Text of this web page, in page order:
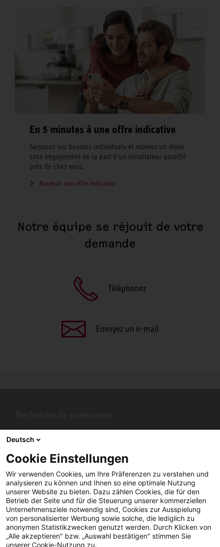
En 5 minutes à une offre indicative
Saisissez vos besoins individuels et recevez un devis
sans engagement de la part d'un installateur qualifié
près de chez vous.
Recevoir une offre indicative
Notre équipe se réjouit de votre
demande
Téléphonez
Envoyez un e-mail
Vous recherchez un partenaire près de chez vous? Pas de problème
avec STIEBEL ELTRON.
Facebook YouTube LinkedIn
Deutsch
Cookie Einstellungen
Wir verwenden Cookies, um Ihre Präferenzen zu verstehen und
analysieren zu können und Ihnen so eine optimale Nutzung
unserer Website zu bieten. Dazu zählen Cookies, die für den
Betrieb der Seite und für die Steuerung unserer kommerziellen
Unternehmensziele notwendig sind, Cookies zur Ausspielung
von personalisierter Werbung sowie solche, die lediglich zu
anonymen Statistikzwecken genutzt werden. Durch Klicken von
„Alle akzeptieren" bzw. „Auswahl bestätigen" stimmen Sie
unserer Cookie-Nutzung zu.